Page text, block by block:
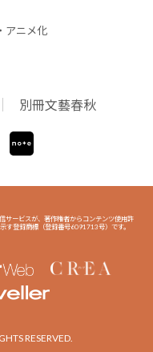
アニメ化
別冊文藝春秋
サービスが、著作権者からコンテンツ使用許
す登録商標（登録番号6091713号）です。
RESERVED.